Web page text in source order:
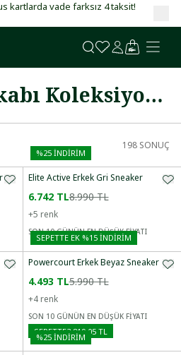
kartlarda vade farksız 4 taksit!
Erkek Ayakkabı Koleksiyonu
198 SONUÇ
%25İNDİRİM
Elite Active Erkek Gri Sneaker
6.742 TL8.990 TL
+5 renk
SON 10 GÜNÜN EN DÜŞÜK FİYATI
SEPETTE EK %15 İNDIRIM
Powercourt Erkek Beyaz Sneaker
4.493 TL5.990 TL
+4 renk
SON 10 GÜNÜN EN DÜŞÜK FİYATI
SEPETTE3.819,05 TL
%25İNDİRİM